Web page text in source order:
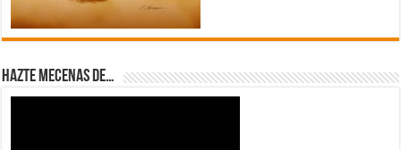
Hazte Mecenas de…